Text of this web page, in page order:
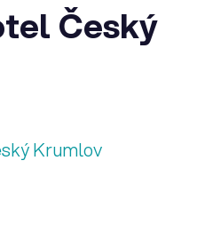
Český
Krumlov